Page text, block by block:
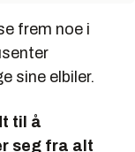
frem noe i
sine elbiler.
til å
seg fra alt